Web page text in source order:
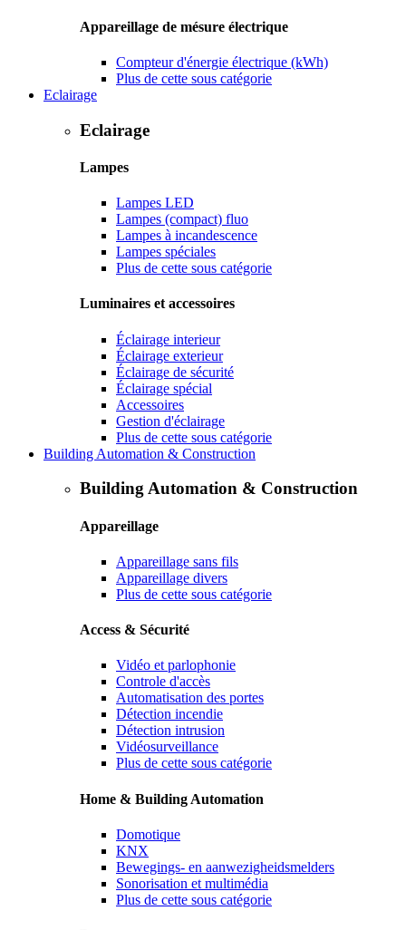
Appareillage de mésure électrique
Compteur d'énergie électrique (kWh)
Plus de cette sous catégorie
Eclairage
Eclairage
Lampes
Lampes LED
Lampes (compact) fluo
Lampes à incandescence
Lampes spéciales
Plus de cette sous catégorie
Luminaires et accessoires
Éclairage interieur
Éclairage exterieur
Éclairage de sécurité
Éclairage spécial
Accessoires
Gestion d'éclairage
Plus de cette sous catégorie
Building Automation & Construction
Building Automation & Construction
Appareillage
Appareillage sans fils
Appareillage divers
Plus de cette sous catégorie
Access & Sécurité
Vidéo et parlophonie
Controle d'accès
Automatisation des portes
Détection incendie
Détection intrusion
Vidéosurveillance
Plus de cette sous catégorie
Home & Building Automation
Domotique
KNX
Bewegings- en aanwezigheidsmelders
Sonorisation et multimédia
Plus de cette sous catégorie